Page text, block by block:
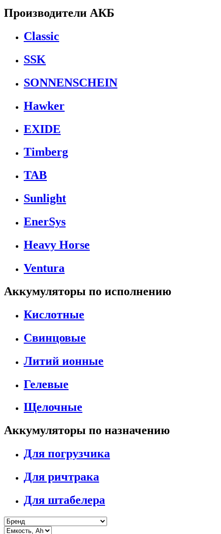
Производители АКБ
Classic
SSK
SONNENSCHEIN
Hawker
EXIDE
Timberg
TAB
Sunlight
EnerSys
Heavy Horse
Ventura
Аккумуляторы по исполнению
Кислотные
Свинцовые
Литий ионные
Гелевые
Щелочные
Аккумуляторы по назначению
Для погрузчика
Для ричтрака
Для штабелера